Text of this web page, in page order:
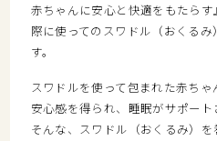
赤ちゃんに安心と快適をもたら
際に使ってのスワドル（おくる
す。
スワドルを使って包まれた赤ち
安心感を得られ、睡眠がサポート
そんな、スワドル（おくるみ）